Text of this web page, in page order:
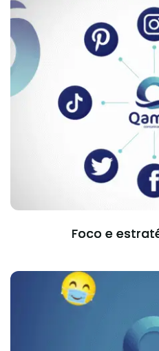
Foco e